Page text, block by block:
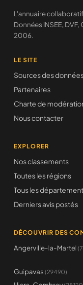
L'annuaire
Données INSEE,
2006.
LE SITE
Sources des
Partenaires
Charte de
Nous contacter
EXPLORER
Nos classements
Toutes les régions
Tous les
Derniers avis postés
DÉCOUVRIR DES
Angerville-la-Martel
Guipavas (29490)